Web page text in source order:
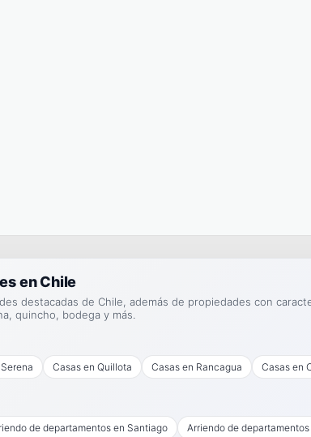
en Chile
destacadas de Chile, además de propiedades con
quincho, bodega y más.
Casas en Quillota Casas en Rancagua Casas en
de departamentos en Santiago Arriendo de